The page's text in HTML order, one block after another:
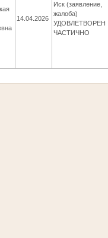
14.04.2026
Иск (заявление,
жалоба)
УДОВЛЕТВОРЕН
ЧАСТИЧНО